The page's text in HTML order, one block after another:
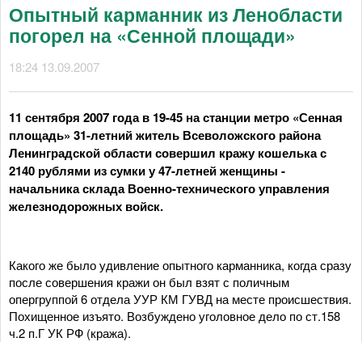
Опытный карманник из Ленобласти
погорел на «Сенной площади»
18:24 13.09.2007
11 сентября 2007 года в 19-45 на станции метро «Сенная
площадь» 31-летний житель Всеволожского района
Ленинградской области совершил кражу кошелька с
2140 рублями из сумки у 47-летней женщины -
начальника склада Военно-технического управления
железнодорожных войск.
Какого же было удивление опытного карманника, когда сразу
после совершения кражи он был взят с поличным
опергруппой 6 отдела УУР КМ ГУВД на месте происшествия.
Похищенное изъято. Возбуждено уголовное дело по ст.158
ч.2 п.Г УК РФ (кража).